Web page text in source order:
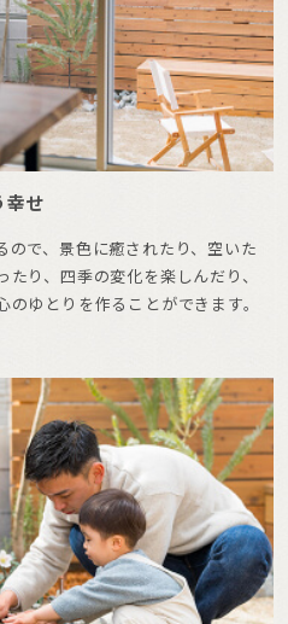
幸せ
ので、景色に癒されたり、空いた
り、四季の変化を楽しんだり、
ゆとりを作ることができます。